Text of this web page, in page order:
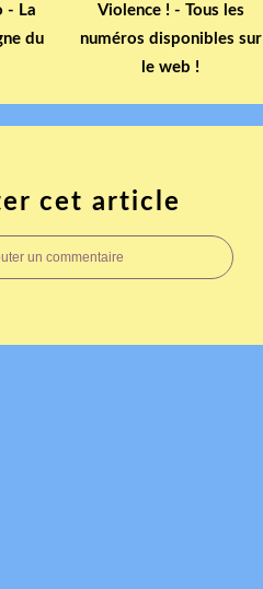
- La
du
Violence ! - Tous les
numéros disponibles sur
le web !
cet article
un commentaire